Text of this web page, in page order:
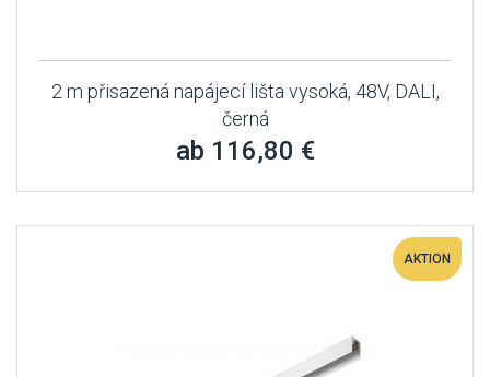
2 m přisazená napájecí lišta vysoká, 48V, DALI,
černá
ab 116,80 €
AKTION